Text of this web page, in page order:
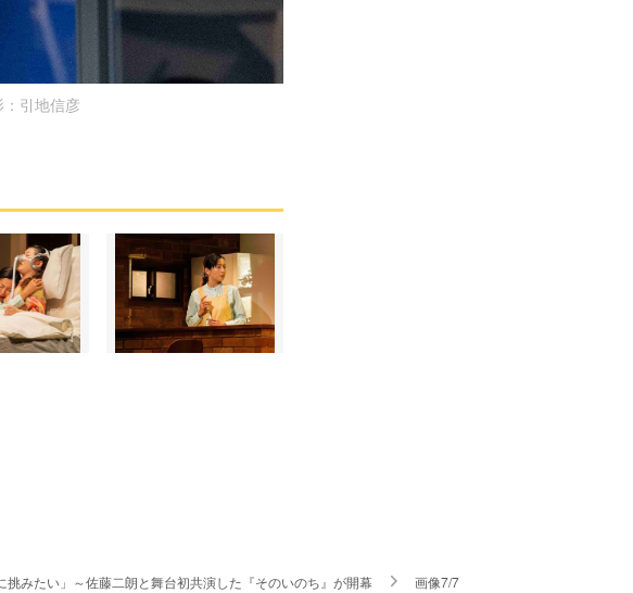
信彦
みたい」～佐藤二朗と舞台初共演した『そのいのち』が開幕 画像7/7